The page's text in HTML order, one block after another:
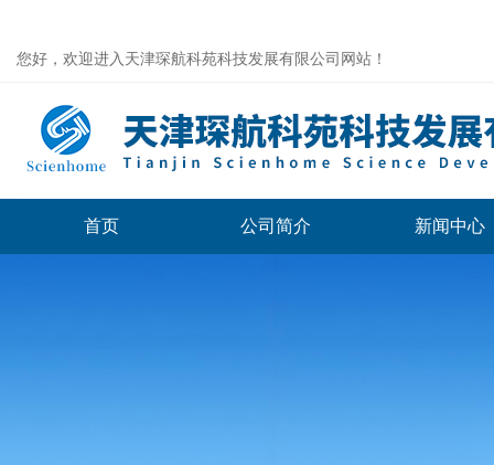
您好，欢迎进入天津琛航科苑科技发展有限公司网站！
首页 公司简介 新闻中心